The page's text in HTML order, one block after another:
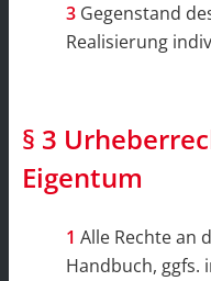
Gegenstand
Realisierung
§ 3
Eigentum
Alle Rechte an
Handbuch, ggfs.